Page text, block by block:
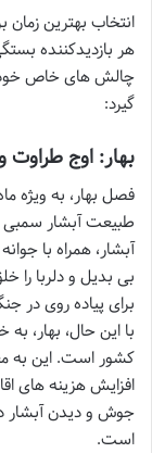
انتخاب بهترین
هر بازدیدکننده
چالش های خاص خود
گیرد:
بهار: اوج
فصل بهار، به ویژه
طبیعت آبشار سمبی
آبشار، همراه با
بی بدیل و دلربا
برای پیاده روی در
با این حال، بهار،
کشور است. این به
افزایش هزینه های
جوش و دیدن آبشار
است.